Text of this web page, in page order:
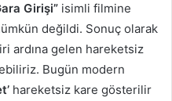
Girişi” isimli filmine
değildi. Sonuç olarak
ardına gelen hareketsiz
Bugün modern
hareketsiz kare gösterilir